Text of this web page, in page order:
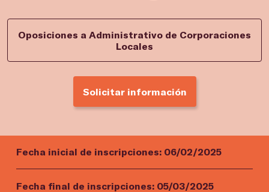
Oposiciones a Administrativo de Corporaciones
Locales
Solicitar información
Fecha inicial de inscripciones: 06/02/2025
Fecha final de inscripciones: 05/03/2025